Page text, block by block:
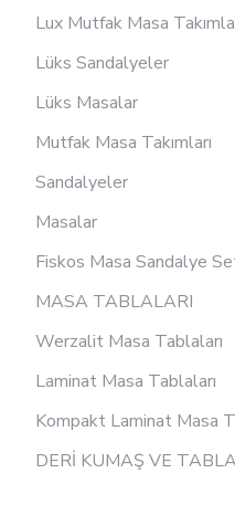
Lux Mutfak Masa
Lüks Sandalyeler
Lüks Masalar
Mutfak Masa Takımları
Sandalyeler
Masalar
Fiskos Masa Sandalye
MASA TABLALARI
Werzalit Masa Tablaları
Laminat Masa Tablaları
Kompakt Laminat Masa
DERİ KUMAŞ VE